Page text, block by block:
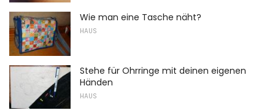
Wie man eine Tasche näht?
HAUS
Stehe für Ohrringe mit deinen eigenen
Händen
HAUS